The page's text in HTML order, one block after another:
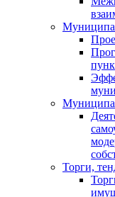
Торги,